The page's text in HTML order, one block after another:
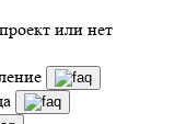
или нет